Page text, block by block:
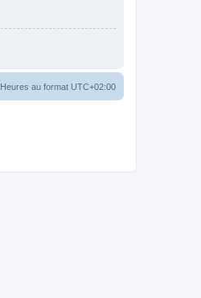
Heures au format UTC+02:00